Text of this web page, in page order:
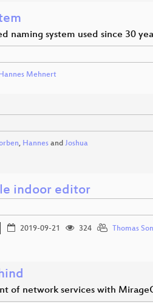
naming system used since 30
Mehnert
, Hannes and Joshua
indoor editor
2019-09-21 324 Thomas
of network services with